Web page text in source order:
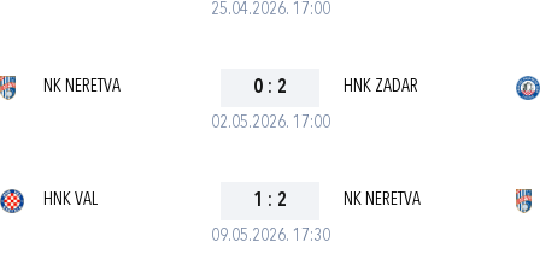
25.04.2026. 17:00
02.05.2026. 17:00
NK NERETVA 0 : 2 HNK ZADAR
09.05.2026. 17:30
HNK VAL 1 : 2 NK NERETVA